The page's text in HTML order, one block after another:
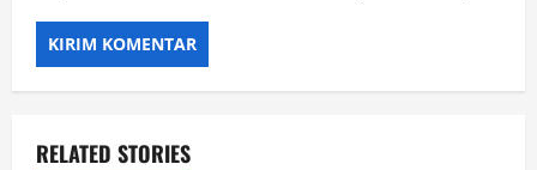
RELATED STORIES